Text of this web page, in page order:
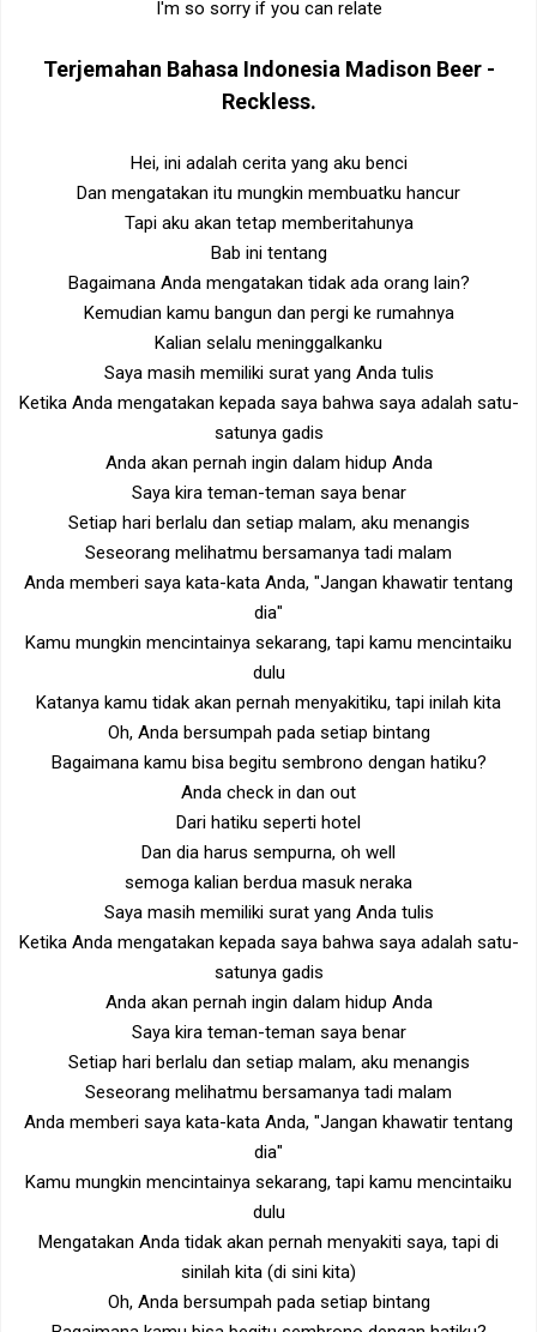
I'm so sorry if you can relate
Terjemahan Bahasa Indonesia Madison Beer -
Reckless.
Hei, ini adalah cerita yang aku benci
Dan mengatakan itu mungkin membuatku hancur
Tapi aku akan tetap memberitahunya
Bab ini tentang
Bagaimana Anda mengatakan tidak ada orang lain?
Kemudian kamu bangun dan pergi ke rumahnya
Kalian selalu meninggalkanku
Saya masih memiliki surat yang Anda tulis
Ketika Anda mengatakan kepada saya bahwa saya adalah satu-
satunya gadis
Anda akan pernah ingin dalam hidup Anda
Saya kira teman-teman saya benar
Setiap hari berlalu dan setiap malam, aku menangis
Seseorang melihatmu bersamanya tadi malam
Anda memberi saya kata-kata Anda, "Jangan khawatir tentang
dia"
Kamu mungkin mencintainya sekarang, tapi kamu mencintaiku
dulu
Katanya kamu tidak akan pernah menyakitiku, tapi inilah kita
Oh, Anda bersumpah pada setiap bintang
Bagaimana kamu bisa begitu sembrono dengan hatiku?
Anda check in dan out
Dari hatiku seperti hotel
Dan dia harus sempurna, oh well
semoga kalian berdua masuk neraka
Saya masih memiliki surat yang Anda tulis
Ketika Anda mengatakan kepada saya bahwa saya adalah satu-
satunya gadis
Anda akan pernah ingin dalam hidup Anda
Saya kira teman-teman saya benar
Setiap hari berlalu dan setiap malam, aku menangis
Seseorang melihatmu bersamanya tadi malam
Anda memberi saya kata-kata Anda, "Jangan khawatir tentang
dia"
Kamu mungkin mencintainya sekarang, tapi kamu mencintaiku
dulu
Mengatakan Anda tidak akan pernah menyakiti saya, tapi di
sinilah kita (di sini kita)
Oh, Anda bersumpah pada setiap bintang